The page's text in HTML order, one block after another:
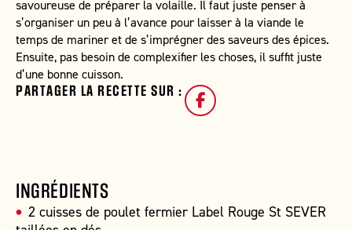
savoureuse de préparer la volaille. Il faut juste penser à
s’organiser un peu à l’avance pour laisser à la viande le
temps de mariner et de s’imprégner des saveurs des épices.
Ensuite, pas besoin de complexifier les choses, il suffit juste
d’une bonne cuisson.
PARTAGER LA RECETTE SUR :
INGRÉDIENTS
2 cuisses de poulet fermier Label Rouge St SEVER